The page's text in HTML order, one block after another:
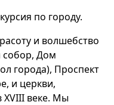
по городу.
и волшебство
собор, Дом
города), Проспект
и церкви,
XVIII веке. Мы